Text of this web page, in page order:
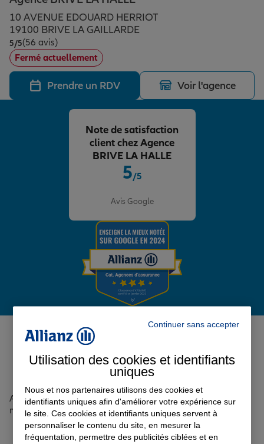
Assurance emprunteur
Prévoyance et dépendance
Assurance animal de compagnie
Protection de la famille
Protection juridique
Épargne & retraite
Plan épargne retraite
Assurance vie
Placements financiers
Investissements immobiliers
Transmission
Vos projets
Partir en vacances
Départ à la retraite
Préparer l’avenir
Conseil assurance
Assurance habitation
Le Pack Famille
Garantie des accidents de la vie
Assurance scolaire
Protection juridique
Retraite
Allianz en France
10 AVENUE EDOUARD HERRIOT
19100 BRIVE LA GAILLARDE
5/5Note de 5 sur 5
(56 avis)
Fermé actuellement
Prendre un RDV Voir l'agence
5/5
Avis Google
Note de satisfaction
client chez Agence
BRIVE LA HALLE
Avis de l'agence Agence BRIVE
LA HALLE
Avis sur une période de 6 mois
Aucun avis sur votre agence n'a été retrouvé pour le
moment
Continuer sans accepter
Utilisation des cookies et identifiants
uniques
Nous et nos partenaires utilisons des cookies et
identifiants uniques afin d'améliorer votre expérience sur
le site. Ces cookies et identifiants uniques servent à
personnaliser le contenu du site, en mesurer la
fréquentation, permettre des publicités ciblées et en